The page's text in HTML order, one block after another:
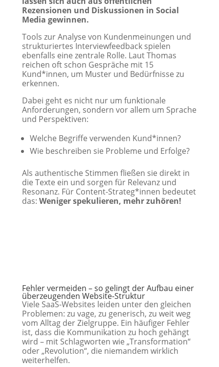
Rezensionen und Diskussionen in Social
Media gewinnen.
Tools zur Analyse von Kundenmeinungen und
strukturiertes Interviewfeedback spielen
ebenfalls eine zentrale Rolle. Laut Thomas
reichen oft schon Gespräche mit 15
Kund*innen, um Muster und Bedürfnisse zu
erkennen.
Dabei geht es nicht nur um funktionale
Anforderungen, sondern vor allem um Sprache
und Perspektiven:
Welche Begriffe verwenden Kund*innen?
Wie beschreiben sie Probleme und Erfolge?
Als authentische Stimmen fließen sie direkt in
die Texte ein und sorgen für Relevanz und
Resonanz. Für Content-Strateg*innen bedeutet
das: Weniger spekulieren, mehr zuhören!
Fehler vermeiden –so gelingt der Aufbau einer
überzeugenden Website-Struktur
Viele SaaS-Websites leiden unter den gleichen
Problemen: zu vage, zu generisch, zu weit weg
vom Alltag der Zielgruppe. Ein häufiger Fehler
ist, dass die Kommunikation zu hoch gehängt
wird – mit Schlagworten wie „Transformation“
oder „Revolution“, die niemandem wirklich
weiterhelfen.